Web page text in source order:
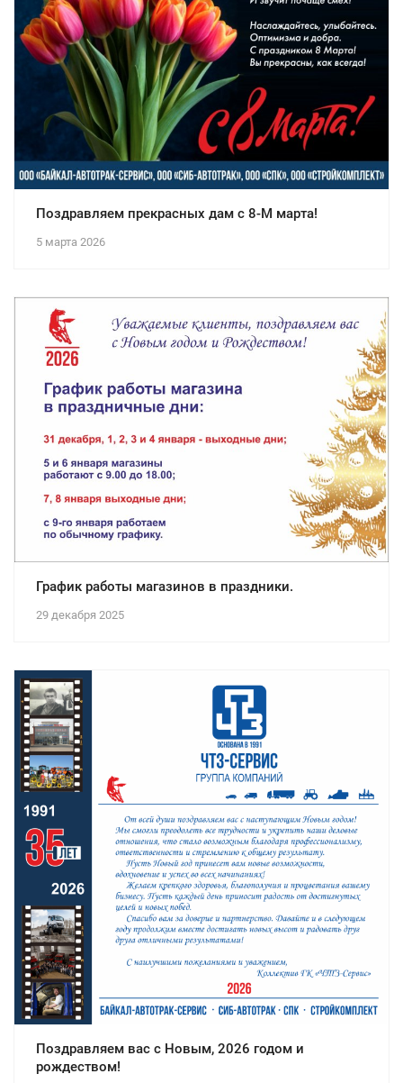
5 марта 2026
Поздравляем прекрасных дам с 8-М марта!
29 декабря 2025
График работы магазинов в праздники.
Поздравляем вас с Новым, 2026 годом и
рождеством!